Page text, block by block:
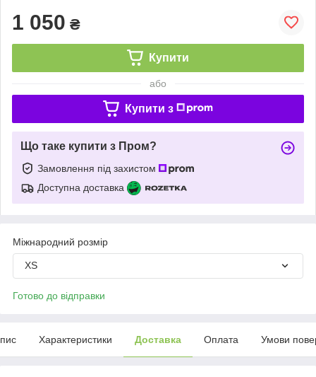
1 050 ₴
Купити
або
Купити з
Що таке купити з Пром?
Замовлення під захистом
Доступна доставка
Міжнародний розмір
XS
Готово до відправки
Характеристики Доставка Оплата Умови